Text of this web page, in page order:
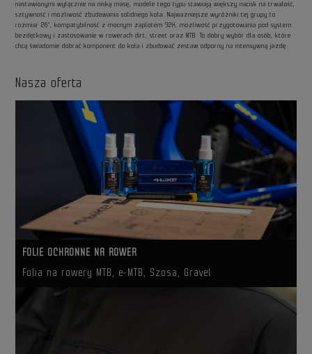
nastawionymi wyłącznie na niską masę, modele tego typu stawiają większy nacisk na trwałość,
sztywność i możliwość zbudowania solidnego koła. Najważniejsze wyróżniki tej grupy to
rozmiar 26”, kompatybilność z mocnym zaplotem 32H, możliwość przygotowania pod system
bezdętkowy i zastosowanie w rowerach dirt, street oraz MTB. To dobry wybór dla osób, które
chcą świadomie dobrać komponent do koła i zbudować zestaw odporny na intensywną jazdę.
Nasza oferta
FOLIE OCHRONNE NA ROWER
Folia na rowery MTB, e-MTB, Szosa, Gravel